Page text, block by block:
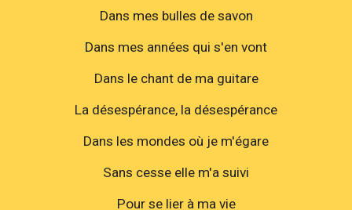
Dans mes bulles de savon
Dans mes années qui s'en vont
Dans le chant de ma guitare
La désespérance, la désespérance
Dans les mondes où je m'égare
Sans cesse elle m'a suivi
Pour se lier à ma vie